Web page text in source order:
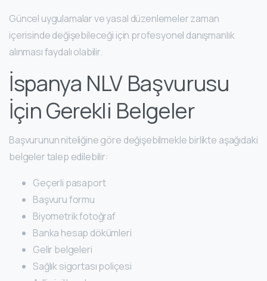
Güncel uygulamalar ve yasal düzenlemeler zaman
içerisinde değişebileceği için profesyonel danışmanlık
alınması faydalı olabilir.
İspanya NLV Başvurusu
İçin Gerekli Belgeler
Başvurunun niteliğine göre değişebilmekle birlikte aşağıdaki
belgeler talep edilebilir:
Geçerli pasaport
Başvuru formu
Biyometrik fotoğraf
Banka hesap dökümleri
Gelir belgeleri
Sağlık sigortası poliçesi